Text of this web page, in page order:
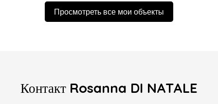
Просмотреть все мои объекты
Контакт Rosanna DI NATALE